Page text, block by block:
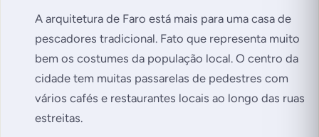
A arquitetura de Faro está mais para uma casa de
pescadores tradicional. Fato que representa muito
bem os costumes da população local. O centro da
cidade tem muitas passarelas de pedestres com
vários cafés e restaurantes locais ao longo das ruas
estreitas.